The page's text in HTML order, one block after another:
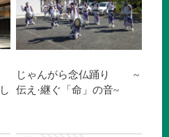
じゃんがら念仏踊り ~
伝え·継ぐ「命」の音~